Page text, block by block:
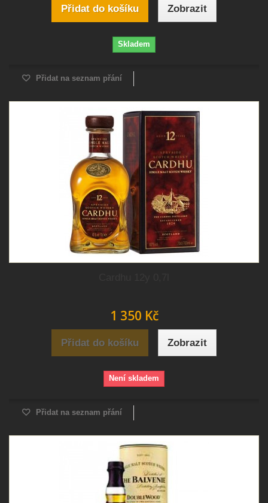
Přidat do košíku Zobrazit
Skladem
Přidat na seznam přání
1 350 Kč
Přidat do košíku Zobrazit
Není skladem
Přidat na seznam přání